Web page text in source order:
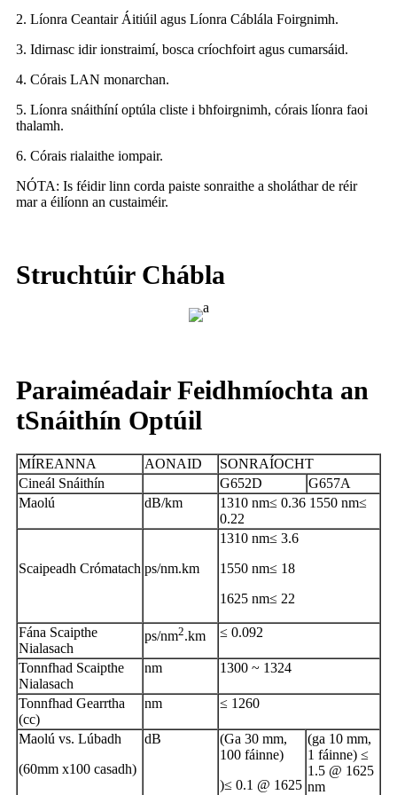
2. Líonra Ceantair Áitiúil agus Líonra Cáblála Foirgnimh.
3. Idirnasc idir ionstraimí, bosca críochfoirt agus cumarsáid.
4. Córais LAN monarchan.
5. Líonra snáithíní optúla cliste i bhfoirgnimh, córais líonra faoi
thalamh.
6. Córais rialaithe iompair.
NÓTA: Is féidir linn corda paiste sonraithe a sholáthar de réir
mar a éilíonn an custaiméir.
Struchtúir Chábla
Paraiméadair Feidhmíochta an
tSnáithín Optúil
MÍREANNA AONAID
SONRAÍOCHT
Cineál Snáithín
G652D
G657A
Maolú
dB/km
1310 nm≤ 0.36 1550 nm≤
0.22
Scaipeadh Crómatach ps/nm.km
1310 nm≤ 3.6
1550 nm≤ 18
1625 nm≤ 22
Fána Scaipthe
Nialasach
ps/nm2.km ≤ 0.092
Tonnfhad Scaipthe
Nialasach
nm 1300 ~ 1324
Tonnfhad Gearrtha
(cc)
nm ≤ 1260
Maolú vs. Lúbadh
(60mm x100 casadh)
dB
(Ga 30 mm,
100 fáinne)
)≤ 0.1 @ 1625
(ga 10 mm,
1 fáinne) ≤
1.5 @ 1625
nm